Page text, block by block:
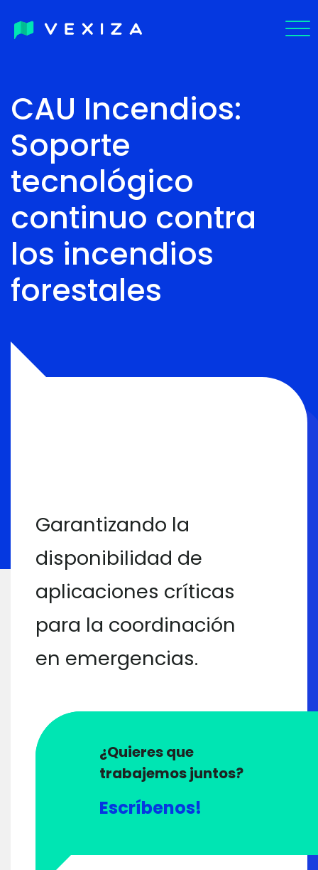
PT-
BR
CAU Incendios:
Soporte
tecnológico
continuo contra
los incendios
forestales
Garantizando la
disponibilidad de
aplicaciones críticas
para la coordinación
en emergencias.
¿Quieres que
trabajemos juntos?
Escríbenos!